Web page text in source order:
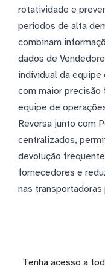
rotatividade e
períodos de alta
combinam
dados de
individual da
com maior precisão
equipe de
Reversa junto com
centralizados,
devolução
fornecedores e
nas
Tenha acesso a